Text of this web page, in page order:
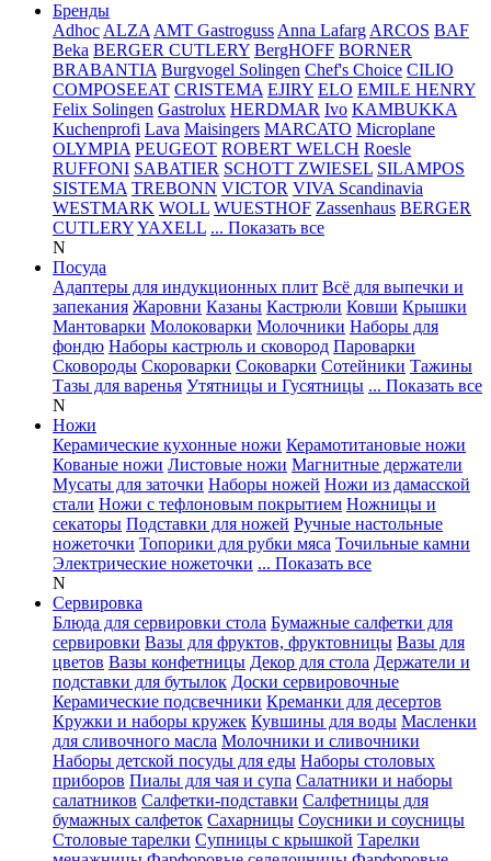
Бренды
Adhoc ALZA AMT Gastroguss Anna Lafarg ARCOS BAF
Beka BERGER CUTLERY BergHOFF BORNER
BRABANTIA Burgvogel Solingen Chef's Choice CILIO
COMPOSEEAT CRISTEMA EJIRY ELO EMILE HENRY
Felix Solingen Gastrolux HERDMAR Ivo KAMBUKKA
Kuchenprofi Lava Maisingers MARCATO Microplane
OLYMPIA PEUGEOT ROBERT WELCH Roesle
RUFFONI SABATIER SCHOTT ZWIESEL SILAMPOS
SISTEMA TREBONN VICTOR VIVA Scandinavia
WESTMARK WOLL WUESTHOF Zassenhaus BERGER
CUTLERYYAXELL ... Показать все
N
Посуда
Адаптеры для индукционных плит Всё для выпечки и
запекания Жаровни Казаны Кастрюли Ковши Крышки
Мантоварки Молоковарки Молочники Наборы для
фондю Наборы кастрюль и сковород Пароварки
Сковороды Скороварки Соковарки Сотейники Тажины
Тазы для варенья Утятницы и Гусятницы ... Показать все
N
Ножи
Керамические кухонные ножи Керамотитановые ножи
Кованые ножи Листовые ножи Магнитные держатели
Мусаты для заточки Наборы ножей Ножи из дамасской
стали Ножи с тефлоновым покрытием Ножницы и
секаторы Подставки для ножей Ручные настольные
ножеточки Топорики для рубки мяса Точильные камни
Электрические ножеточки ... Показать все
N
Сервировка
Блюда для сервировки стола Бумажные салфетки для
сервировки Вазы для фруктов, фруктовницы Вазы для
цветов Вазы конфетницы Декор для стола Держатели и
подставки для бутылок Доски сервировочные
Керамические подсвечники Креманки для десертов
Кружки и наборы кружек Кувшины для воды Масленки
для сливочного масла Молочники и сливочники
Наборы детской посуды для еды Наборы столовых
приборов Пиалы для чая и супа Салатники и наборы
салатников Салфетки-подставки Салфетницы для
бумажных салфеток Сахарницы Соусники и соусницы
Столовые тарелки Супницы с крышкой Тарелки